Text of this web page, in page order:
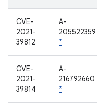
CVE-
2021-
39812
A-
205522359
*
CVE-
2021-
39814
A-
216792660
*